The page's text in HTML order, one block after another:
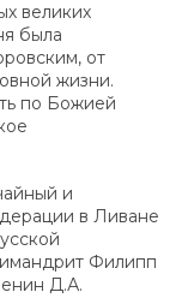
великих
была
от
жизни.
по Божией
и
в Ливане
Филипп
Д.А.